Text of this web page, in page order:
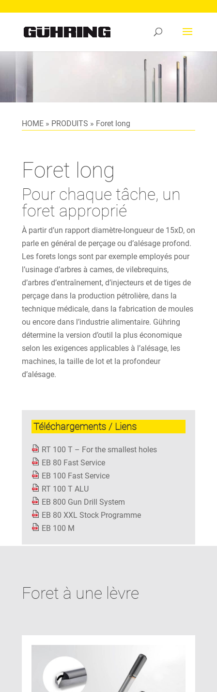
HOME» PRODUITS » Foret long
Foret long
Pour chaque tâche, un
foret approprié
À partir d’un rapport diamètre-longueur de 15xD, on
parle en général de perçage ou d’alésage profond.
Les forets longs sont par exemple employés pour
l’usinage d’arbres à cames, de vilebrequins,
d’arbres d’entraînement, d’injecteurs et de tiges de
perçage dans la production pétrolière, dans la
technique médicale, dans la fabrication de moules
ou encore dans l’industrie alimentaire. Gühring
détermine la version d’outil la plus économique
selon les exigences applicables à l’alésage, les
machines, la taille de lot et la profondeur
d’alésage.
Téléchargements / Liens
RT 100 T – For the smallest holes
EB 80 Fast Service
EB 100 Fast Service
RT 100 T ALU
EB 800 Gun Drill System
EB 80 XXL Stock Programme
EB 100 M
Foret à une lèvre